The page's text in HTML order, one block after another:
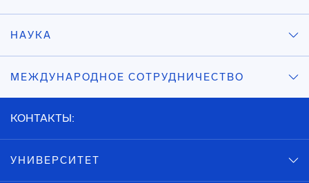
НАУКА
МЕЖДУНАРОДНОЕ СОТРУДНИЧЕСТВО
КОНТАКТЫ:
УНИВЕРСИТЕТ